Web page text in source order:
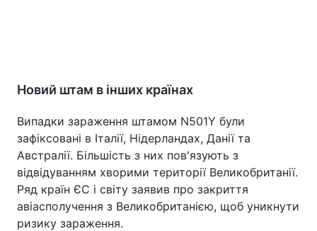
Новий штам в інших країнах
Випадки зараження штамом N501Y були
зафіксовані в Італії, Нідерландах, Данії та
Австралії. Більшість з них пов'язують з
відвідуванням хворими території Великобританії.
Ряд країн ЄС і світу заявив про закриття
авіасполучення з Великобританією, щоб уникнути
ризику зараження.